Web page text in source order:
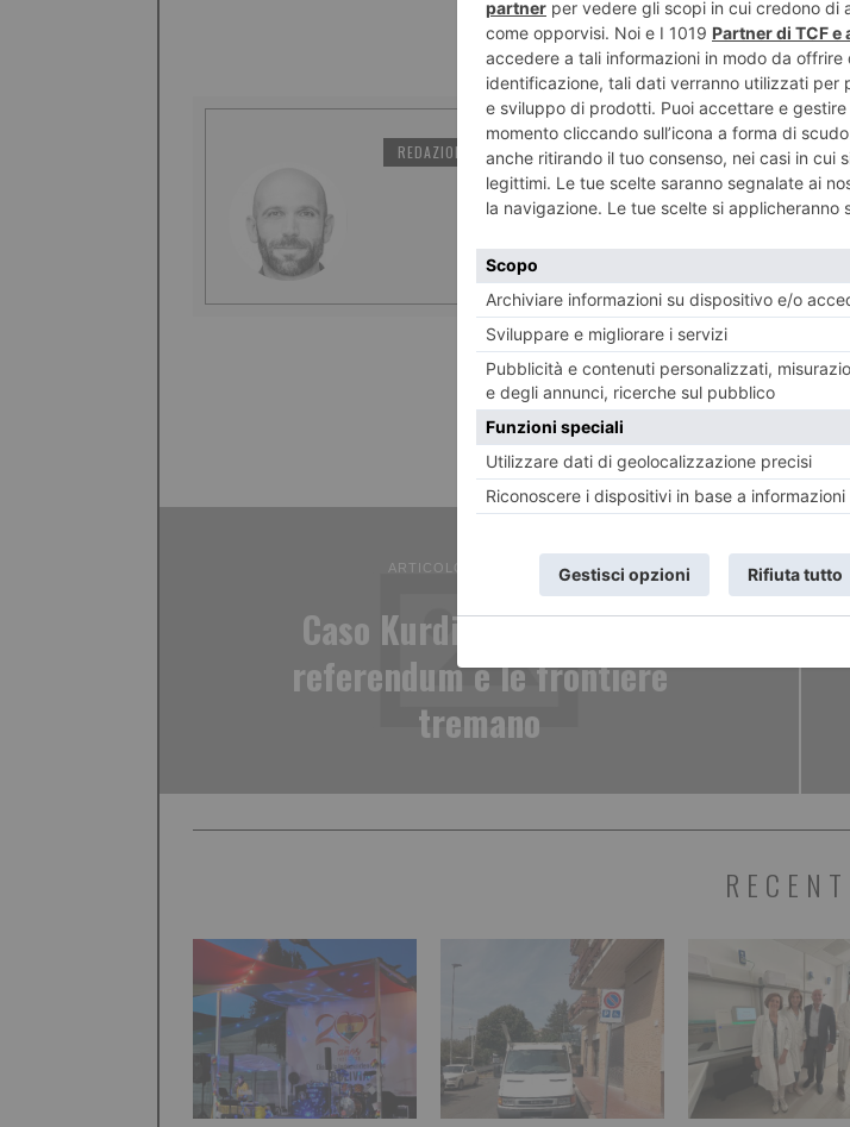
LA MOSTRA “INFINITA CURIOSITÀ. UN VIAGGIO
REDAZIONE IL TORINESE POST RECENTI
ARTICOLO PRECEDENTE
Caso Kurdistan, un altro
referendum e le frontiere
tremano